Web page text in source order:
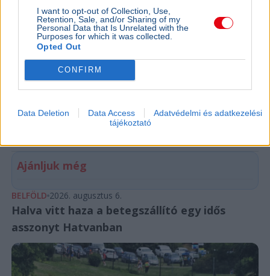
I want to opt-out of Collection, Use,
Retention, Sale, and/or Sharing of my
Personal Data that Is Unrelated with the
Purposes for which it was collected.
Opted Out
CONFIRM
Data Deletion Data Access
Adatvédelmi és adatkezelési
tájékoztató
Magyarország Magyar Péter
Orbán Anita külügyminiszter szlovák kollégájával
egyeztetett a Duna vízhozamáról, és cáfolta, hogy a
szomszédos országok visszatartanák a vizet.
Ajánljuk még
BELFÖLD 2026. augusztus 6.
Halva vitt haza a betegszállító egy idős
asszonyt Hatvanban